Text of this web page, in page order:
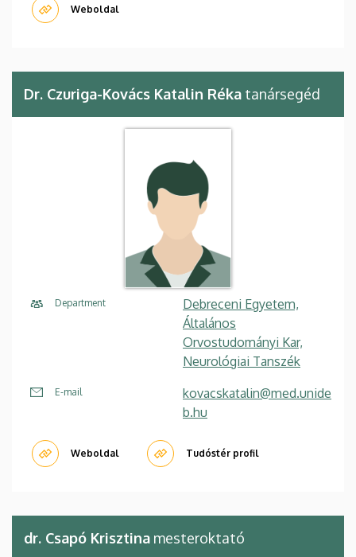
Weboldal
Dr. Czuriga-Kovács Katalin Réka tanársegéd
Department
Debreceni Egyetem,
Általános
Orvostudományi Kar,
Neurológiai Tanszék
E-mail
kovacskatalin@med.unide
b.hu
Weboldal Tudóstér profil
dr. Csapó Krisztina mesteroktató